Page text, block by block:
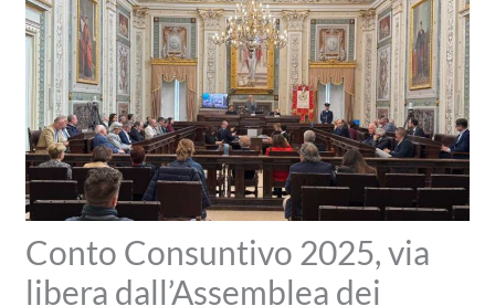
Conto Consuntivo 2025, via
libera dall’Assemblea dei